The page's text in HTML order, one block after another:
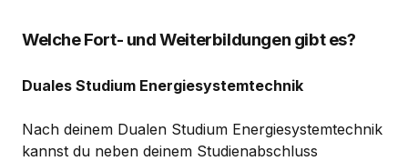
Welche Fort- und Weiterbildungen gibt es?
Duales Studium Energiesystemtechnik
Nach deinem Dualen Studium Energiesystemtechnik
kannst du neben deinem Studienabschluss